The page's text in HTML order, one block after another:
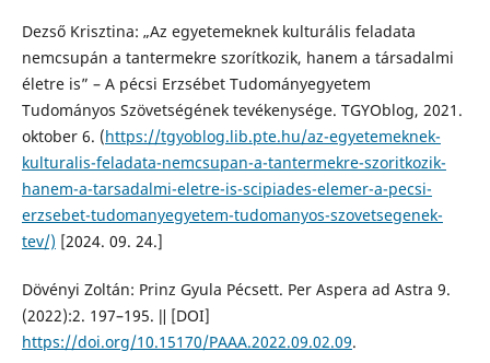
Dezső Krisztina: „Az egyetemeknek kulturális feladata
nemcsupán a tantermekre szorítkozik, hanem a társadalmi
életre is” – A pécsi Erzsébet Tudományegyetem
Tudományos Szövetségének tevékenysége. TGYOblog, 2021.
oktober 6. (https://tgyoblog.lib.pte.hu/az-egyetemeknek-
kulturalis-feladata-nemcsupan-a-tantermekre-szoritkozik-
hanem-a-tarsadalmi-eletre-is-scipiades-elemer-a-pecsi-
erzsebet-tudomanyegyetem-tudomanyos-szovetsegenek-
tev/) [2024. 09. 24.]
Dövényi Zoltán: Prinz Gyula Pécsett. Per Aspera ad Astra 9.
(2022):2. 197–195. ǁ [DOI]
https://doi.org/10.15170/PAAA.2022.09.02.09.